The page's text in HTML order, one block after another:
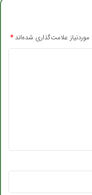
علامت‌گذاری شده‌اند*